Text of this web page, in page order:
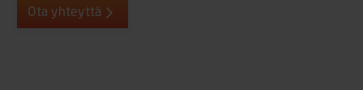
Ota yhteyttä